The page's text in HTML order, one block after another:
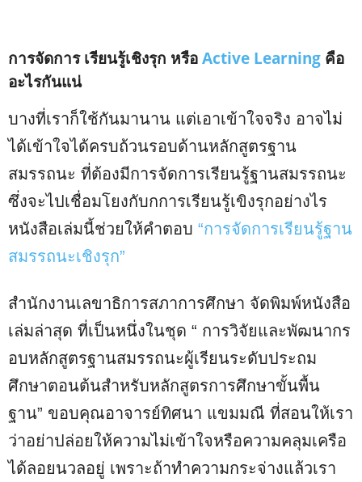
การจัดการ เรียนรู้เชิงรุก หรือActive Learning คือ
อะไรกันแน่
บางที่เราก็ใช้กันมานาน แต่เอาเข้าใจจริง อาจไม่
ได้เข้าใจได้ครบถ้วนรอบด้านหลักสูตรฐาน
สมรรถนะ ที่ต้องมีการจัดการเรียนรู้ฐานสมรรถนะ
ซึ่งจะไปเชื่อมโยงกับกการเรียนรู้เขิงรุกอย่างไร
หนังสือเล่มนี้ช่วยให้คำตอบ “การจัดการเรียนรู้ฐาน
สมรรถนะเชิงรุก”
สำนักงานเลขาธิการสภาการศึกษา จัดพิมพ์หนังสือ
เล่มล่าสุด ที่เป็นหนึ่งในชุด “ การวิจัยและพัฒนากร
อบหลักสูตรฐานสมรรถนะผู้เรียนระดับประถม
ศึกษาตอนต้นสำหรับหลักสูตรการศึกษาขั้นพื้น
ฐาน” ขอบคุณอาจารย์ทิศนา แขมมณี ที่สอนให้เรา
ว่าอย่าปล่อยให้ความไม่เข้าใจหรือความคลุมเครือ
ได้ลอยนวลอยู่ เพราะถ้าทำความกระจ่างแล้วเรา